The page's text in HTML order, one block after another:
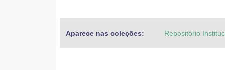
Aparece nas coleções: Repositório